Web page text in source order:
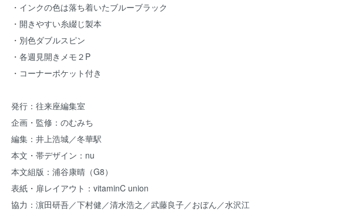
・インクの色は落ち着いたブルーブラック
・開きやすい糸綴じ製本
・別色ダブルスピン
・各週見開きメモ２P
・コーナーポケット付き
発行：往来座編集室
企画・監修：のむみち
編集：井上浩城／冬華駅
本文・帯デザイン：nu
本文組版：浦谷康晴（G8）
表紙・扉レイアウト：vitaminC union
協力：濵田研吾／下村健／清水浩之／武藤良子／おぼん／水沢江